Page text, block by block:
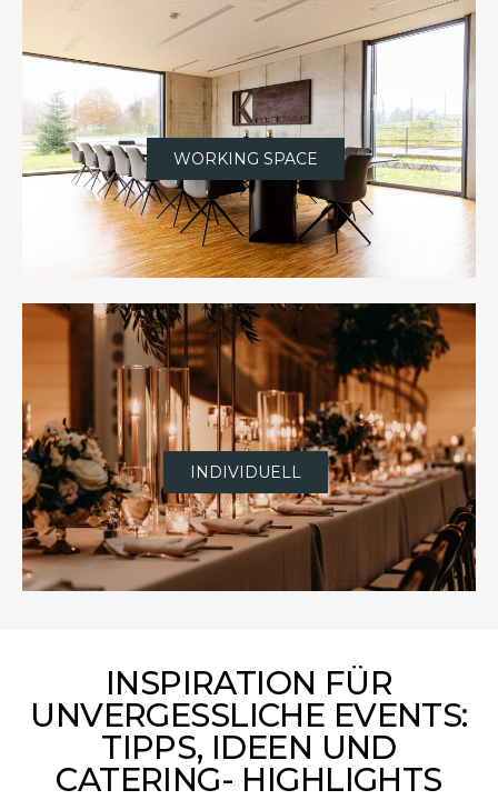
WORKING SPACE
INDIVIDUELL
INSPIRATION FÜR
UNVERGESSLICHE EVENTS:
TIPPS, IDEEN UND
CATERING- HIGHLIGHTS